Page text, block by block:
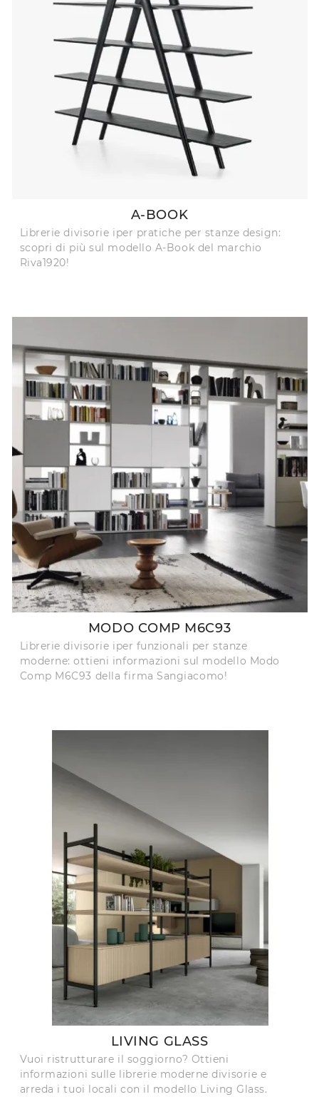
A-BOOK
Librerie divisorie iper pratiche per stanze design:
scopri di più sul modello A-Book del marchio
Riva1920!
MODO COMP M6C93
Librerie divisorie iper funzionali per stanze
moderne: ottieni informazioni sul modello Modo
Comp M6C93 della firma Sangiacomo!
LIVING GLASS
Vuoi ristrutturare il soggiorno? Ottieni
informazioni sulle librerie moderne divisorie e
arreda i tuoi locali con il modello Living Glass.